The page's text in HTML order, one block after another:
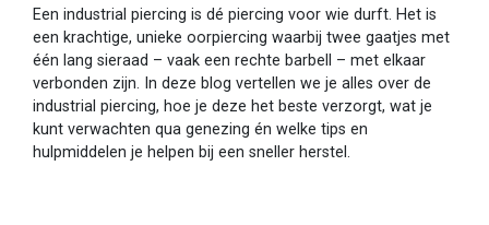
Een industrial piercing is dé piercing voor wie durft. Het is
een krachtige, unieke oorpiercing waarbij twee gaatjes met
één lang sieraad – vaak een rechte barbell – met elkaar
verbonden zijn. In deze blog vertellen we je alles over de
industrial piercing, hoe je deze het beste verzorgt, wat je
kunt verwachten qua genezing én welke tips en
hulpmiddelen je helpen bij een sneller herstel.